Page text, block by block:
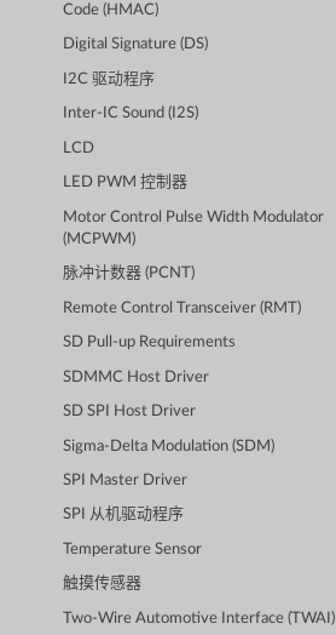
Code (HMAC)
Digital Signature (DS)
I2C 驱动程序
Inter-IC Sound (I2S)
LCD
LED PWM 控制器
Motor Control Pulse Width Modulator
(MCPWM)
脉冲计数器 (PCNT)
Remote Control Transceiver (RMT)
SD Pull-up Requirements
SDMMC Host Driver
SD SPI Host Driver
Sigma-Delta Modulation (SDM)
SPI Master Driver
SPI 从机驱动程序
Temperature Sensor
触摸传感器
Two-Wire Automotive Interface (TWAI)